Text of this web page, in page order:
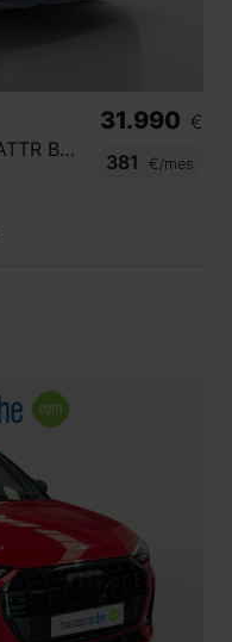
40 TFSI 140KW S TRONIC QUATTR BLACK LINE
31.990 €
381
€/mes